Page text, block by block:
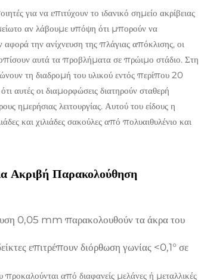
για να επιτύχουν το ιδανικό σημείο ακρίβειας
αν λάβουμε υπόψη ότι μπορούν να
την ανίχνευση της πλάγιας απόκλισης, οι
αυτά τα προβλήματα σε πρώιμο στάδιο. Στη
τη διαδρομή του υλικού εντός περίπου 20
αυτές οι διαμορφώσεις διατηρούν σταθερή
ημερήσιας λειτουργίας. Αυτού του είδους η
και χιλιάδες σακούλες από πολυαιθυλένιο και
Ακριβή Παρακολούθηση
0,05 mm παρακολουθούν τα άκρα του
επιτρέπουν διόρθωση γωνίας <0,1° σε
από διαφανείς μελάνες ή μεταλλικές